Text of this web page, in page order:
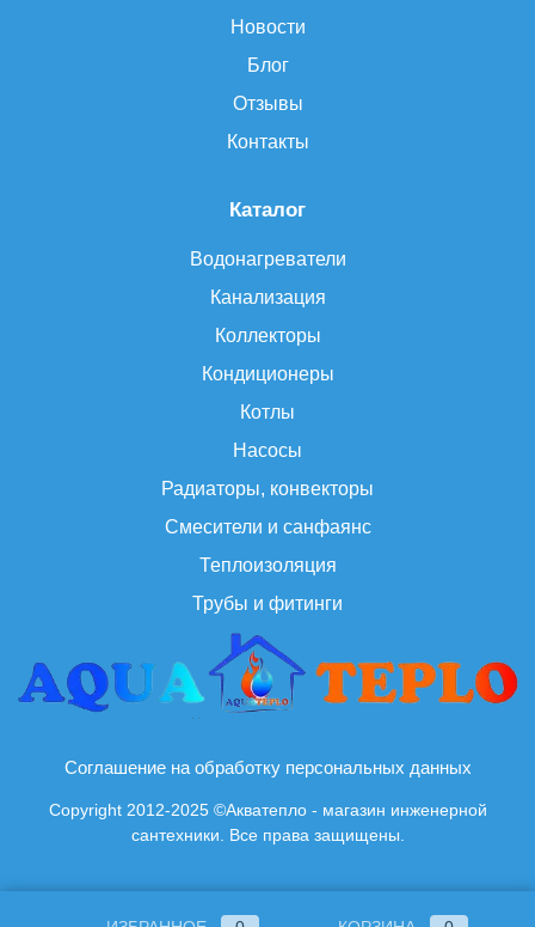
Каталог
Водонагреватели
Канализация
Коллекторы
Кондиционеры
Котлы
Насосы
Радиаторы, конвекторы
Смесители и санфаянс
Теплоизоляция
Трубы и фитинги
Новости
Блог
Отзывы
Контакты
Соглашение на обработку персональных данных
Copyright 2012-2025 ©Акватепло - магазин инженерной
сантехники. Все права защищены.